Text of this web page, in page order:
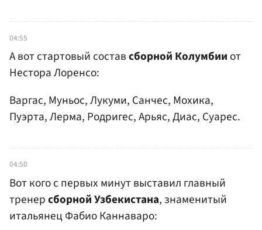
04:55
А вот стартовый составсборной Колумбии от
Нестора Лоренсо:
Варгас, Муньос, Лукуми, Санчес, Мохика,
Пуэрта, Лерма, Родригес, Арьяс, Диас, Суарес.
04:50
Вот кого с первых минут выставил главный
тренерсборной Узбекистана, знаменитый
итальянец Фабио Каннаваро: